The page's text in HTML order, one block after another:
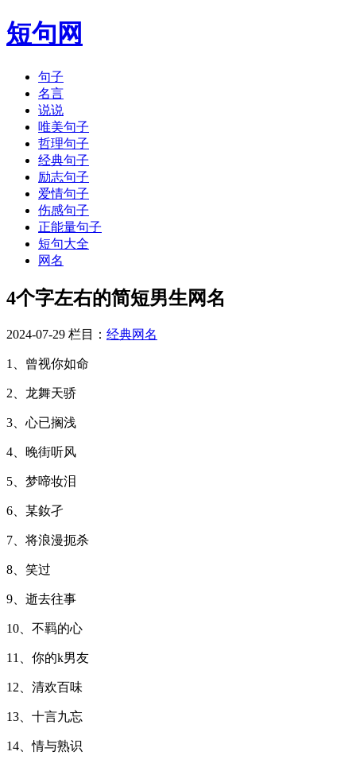
短句网
句子
名言
说说
唯美句子
哲理句子
经典句子
励志句子
爱情句子
伤感句子
正能量句子
短句大全
网名
4个字左右的简短男生网名
2024-07-29 栏目： 经典网名
1、曾视你如命
2、龙舞天骄
3、心已搁浅
4、晚街听风
5、梦啼妆泪
6、某釹孑
7、将浪漫扼杀
8、笑过
9、逝去往事
10、不羁的心
11、你的k男友
12、清欢百味
13、十言九忘
14、情与熟识